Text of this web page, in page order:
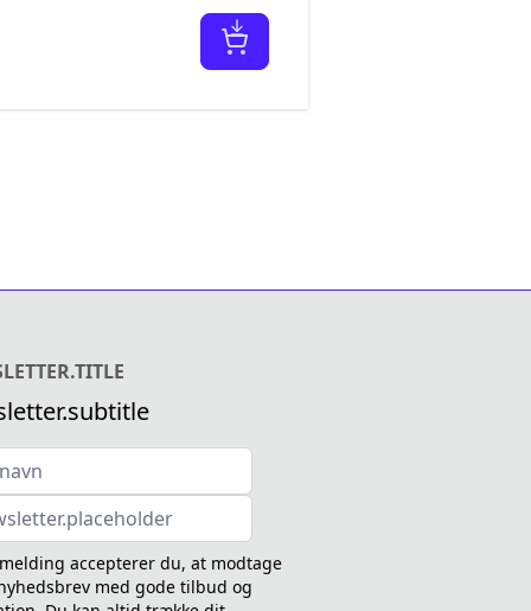
accepterer du, at modtage
med gode tilbud og